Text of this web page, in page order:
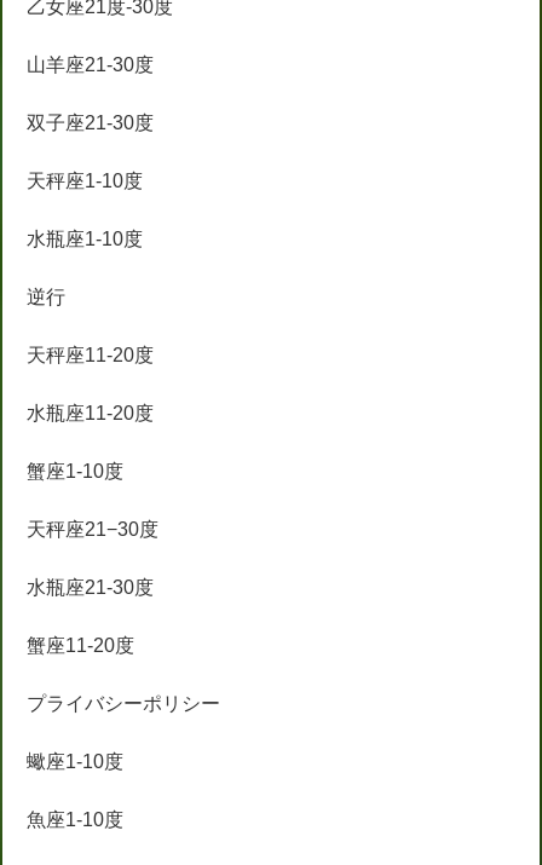
乙女座21度-30度
山羊座21-30度
双子座21-30度
天秤座1-10度
水瓶座1-10度
逆行
天秤座11-20度
水瓶座11-20度
蟹座1-10度
天秤座21−30度
水瓶座21-30度
蟹座11-20度
プライバシーポリシー
蠍座1-10度
魚座1-10度